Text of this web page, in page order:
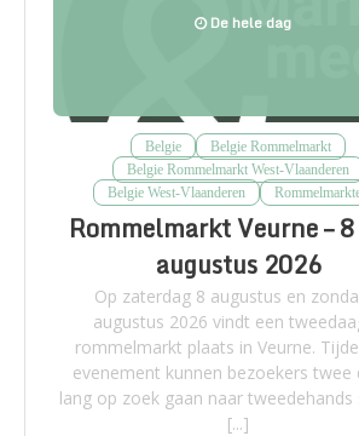
De hele dag
Belgie
Belgie Rommelmarkt
Belgie Rommelmarkt West-Vlaanderen
Belgie West-Vlaanderen
Rommelmarkt Veurne –
augustus 2026
Op zaterdag 8 augustus en
augustus 2026 vindt een
rommelmarkt plaats in Veurne.
evenement kunnen bezoekers twee
lang op zoek gaan naar tweedehands
[...]